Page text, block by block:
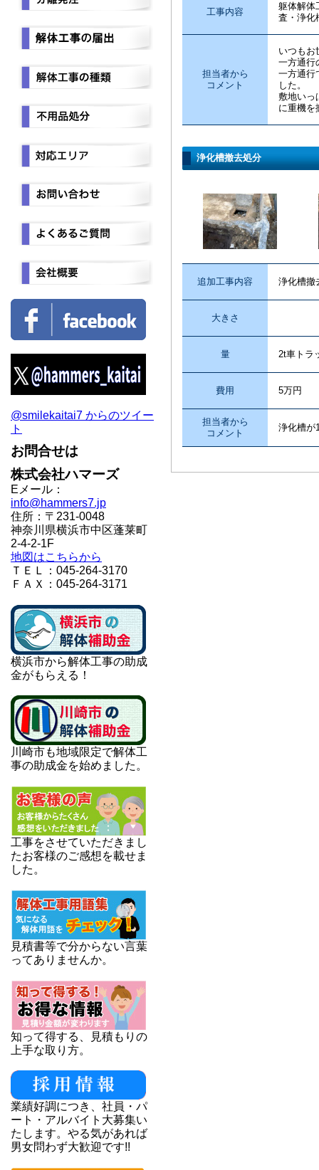
工事内容
躯体解
査・浄化
担当者から
コメント
いつもお
一方通行
一方通行
した。
敷地いっ
に重機を
浄化槽撤去処分
追加工事内容 浄化槽撤
大きさ
量 2t車トラ
費用 5万円
担当者から
コメント
浄化槽が
@smilekaitai7 からのツイー
ト
お問合せは
株式会社ハマーズ
Eメール：
info@hammers7.jp
住所：〒231-0048
神奈川県横浜市中区蓬莱町
2-4-2-1F
地図はこちらから
ＴＥＬ：045-264-3170
ＦＡＸ：045-264-3171
横浜市から解体工事の助成
金がもらえる！
川崎市も地域限定で解体工
事の助成金を始めました。
工事をさせていただきまし
たお客様のご感想を載せま
した。
見積書等で分からない言葉
ってありませんか。
知って得する、見積もりの
上手な取り方。
業績好調につき、社員・パ
ート・アルバイト大募集い
たします。やる気があれば
男女問わず大歓迎です!!